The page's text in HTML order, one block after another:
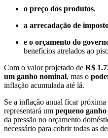
o preço dos produtos,
a arrecadação de
e o orçamento do
benefícios atrelados ao
Com o valor projetado de R$
um ganho nominal, mas o
inflação acumulada até lá.
Se a inflação anual ficar próxima
representará um pequeno
da pressão no orçamento
necessário para cobrir todas as